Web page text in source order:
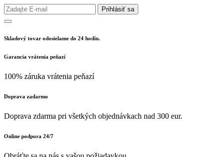
Prihlásiť sa
Skladový tovar odosielame do 24 hodín.
Garancia vrátenia peňazí
100% záruka vrátenia peňazí
Doprava zadarmo
Doprava zdarma pri všetkých objednávkach nad 300 eur.
Online podpora 24/7